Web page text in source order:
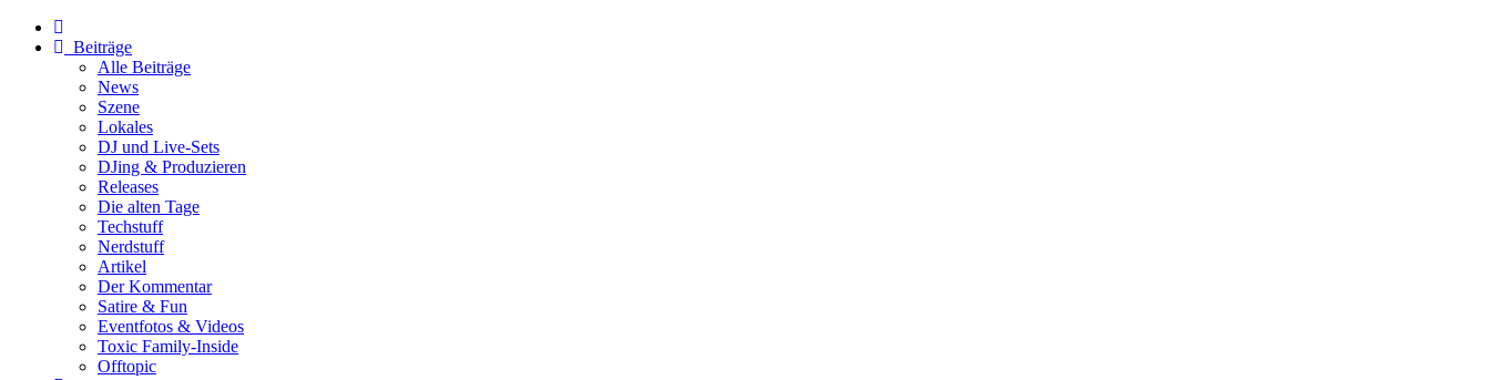
Beiträge
Alle Beiträge
News
Szene
Lokales
DJ und Live-Sets
DJing & Produzieren
Releases
Die alten Tage
Techstuff
Nerdstuff
Artikel
Der Kommentar
Satire & Fun
Eventfotos & Videos
Toxic Family-Inside
Offtopic